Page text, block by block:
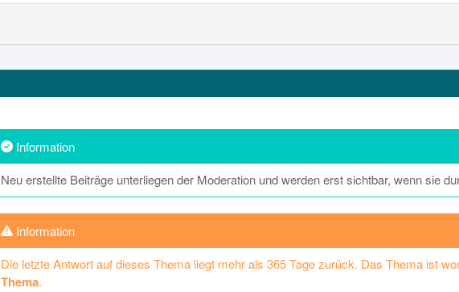
Neu erstellte Beiträge unterliegen der Moderation und werden erst sichtbar, wenn sie
Die letzte Antwort auf dieses Thema liegt mehr als 365 Tage zurück. Das Thema ist
Thema.